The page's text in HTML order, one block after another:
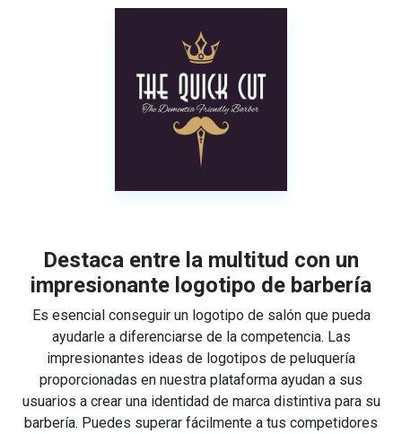
Destaca entre la multitud con un
impresionante logotipo de barbería
Es esencial conseguir un logotipo de salón que pueda
ayudarle a diferenciarse de la competencia. Las
impresionantes ideas de logotipos de peluquería
proporcionadas en nuestra plataforma ayudan a sus
usuarios a crear una identidad de marca distintiva para su
barbería. Puedes superar fácilmente a tus competidores